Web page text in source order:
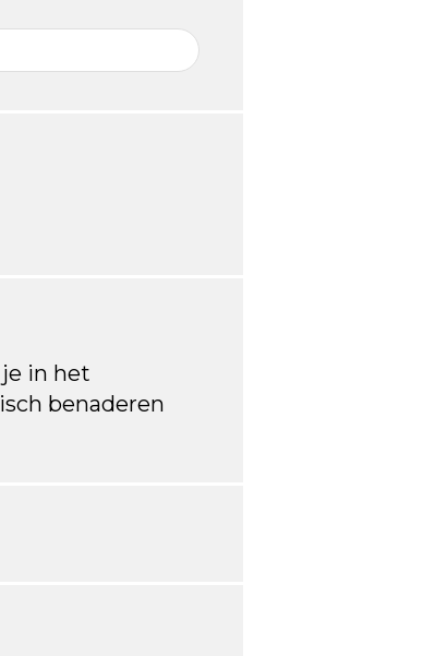
in het
benaderen